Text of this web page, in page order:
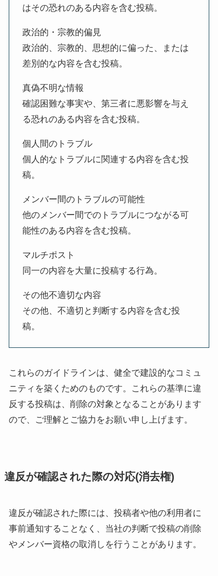
はその恐れのある内容を含む投稿。
政治的・宗教的偏見
政治的、宗教的、思想的に偏った、または
差別的な内容を含む投稿。
真偽不明な情報
確認困難な事実や、第三者に悪影響を与え
る恐れのある内容を含む投稿。
個人間のトラブル
個人的なトラブルに関連する内容を含む投
稿。
メンバー間のトラブルの可能性
他のメンバー間でのトラブルにつながる可
能性のある内容を含む投稿。
マルチポスト
同一の内容を大量に投稿する行為。
その他不適切な内容
その他、不適切と判断する内容を含む投
稿。
これらのガイドラインは、健全で建設的なコミュ
ニティを築くためのものです。これらの基準に違
反する投稿は、削除の対象となることがあります
ので、ご理解とご協力をお願い申し上げます。
違反が確認された際の対応(消去権)
違反が確認された際には、投稿者や他の利用者に
事前通知することなく、当社の判断で投稿の削除
やメンバー資格の取消しを行うことがあります。